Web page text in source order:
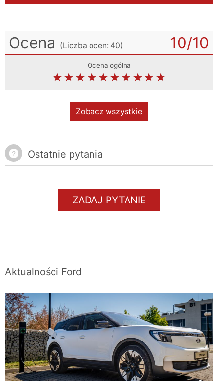
Ocena (Liczba ocen: 40) 10/10
Ocena ogólna
Zobacz wszystkie
Ostatnie pytania
ZADAJ PYTANIE
Aktualności Ford